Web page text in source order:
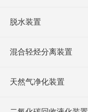
脱水装置
混合轻烃分离装置
天然气净化装置